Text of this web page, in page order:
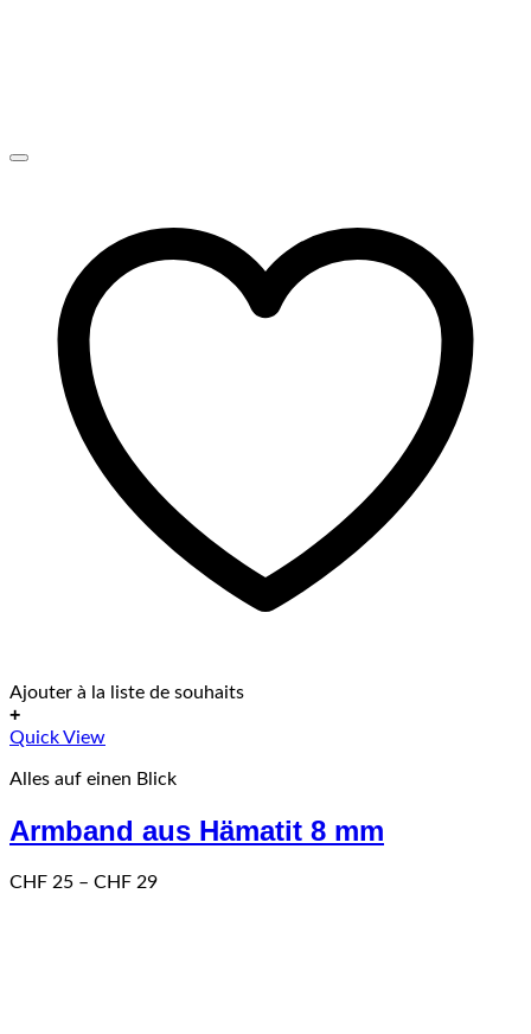
Ajouter à la liste de souhaits
+
Dieses
weist
Varianten
auf.
Die
Optionen
Quick View
Alles auf einen Blick
Armband aus Hämatit 8 mm
CHF 25 – CHF 29Preisspanne: